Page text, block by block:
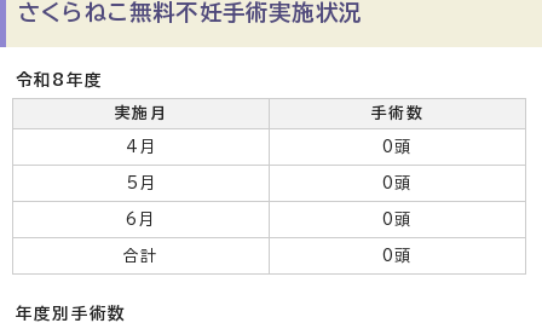
さくらねこ無料不妊手術実施状況
令和8年度
実施月 手術数
4月 0頭
5月 0頭
6月 0頭
合計 0頭
年度別手術数